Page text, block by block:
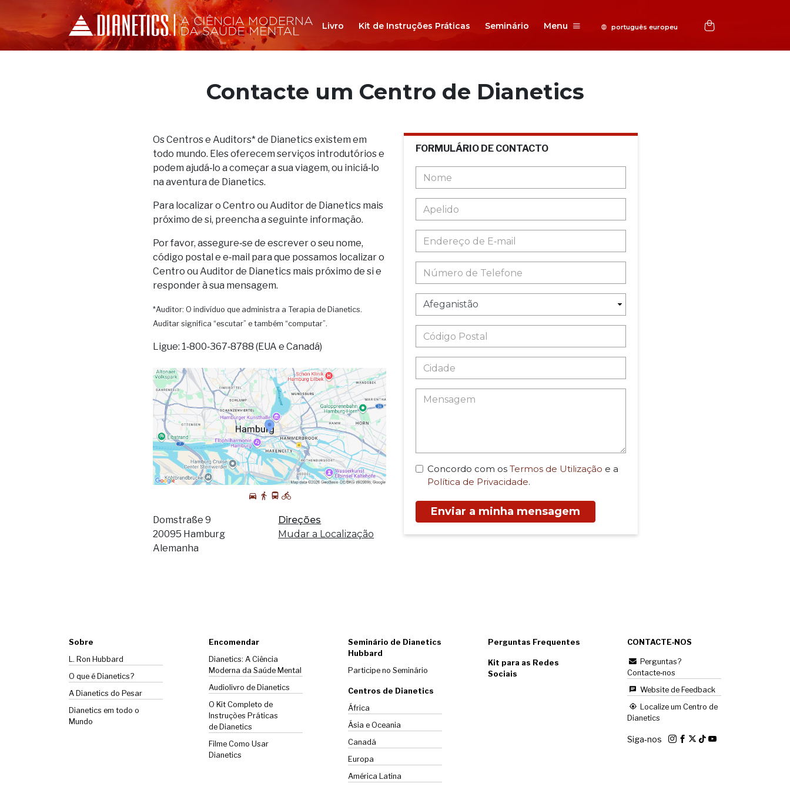
Livro Kit de Instruções Práticas Seminário Menu
Contacte um Centro de Dianetics
Os Centros e Auditors* de Dianetics existem em
todo mundo. Eles oferecem serviços introdutórios e
podem ajudá‑lo a começar a sua viagem, ou iniciá‑lo
na aventura de Dianetics.
Para localizar o Centro ou Auditor de Dianetics mais
próximo de si, preencha a seguinte informação.
Por favor, assegure‑se de escrever o seu nome,
código postal e e‑mail para que possamos localizar o
Centro ou Auditor de Dianetics mais próximo de si e
responder à sua mensagem.
*Auditor: O indivíduo que administra a Terapia de Dianetics.
Auditar significa “escutar” e também “computar”.
Ligue: 1‑800‑367‑8788 (EUA e Canadá)
Domstraße 9
20095 Hamburg
Alemanha
Direções
Mudar a Localização
FORMULÁRIO DE CONTACTO
Concordo com os Termos de Utilização e a
Política de Privacidade.
Enviar a minha mensagem
Sobre
L. Ron Hubbard
O que é Dianetics?
A Dianetics do Pesar
Dianetics em todo o
Mundo
Encomendar
Dianetics: A Ciência
Moderna da Saúde Mental
Audiolivro de Dianetics
O Kit Completo de
Instruções Práticas
de Dianetics
Filme Como Usar
Dianetics
Seminário de Dianetics
Hubbard
Participe no Seminário
Centros de Dianetics
África
Ásia e Oceania
Canadá
Europa
América Latina
Perguntas Frequentes
Kit para as Redes
Sociais
CONTACTE‑NOS
Perguntas?
Contacte‑nos
Website de Feedback
Localize um Centro de
Dianetics
Siga‑nos